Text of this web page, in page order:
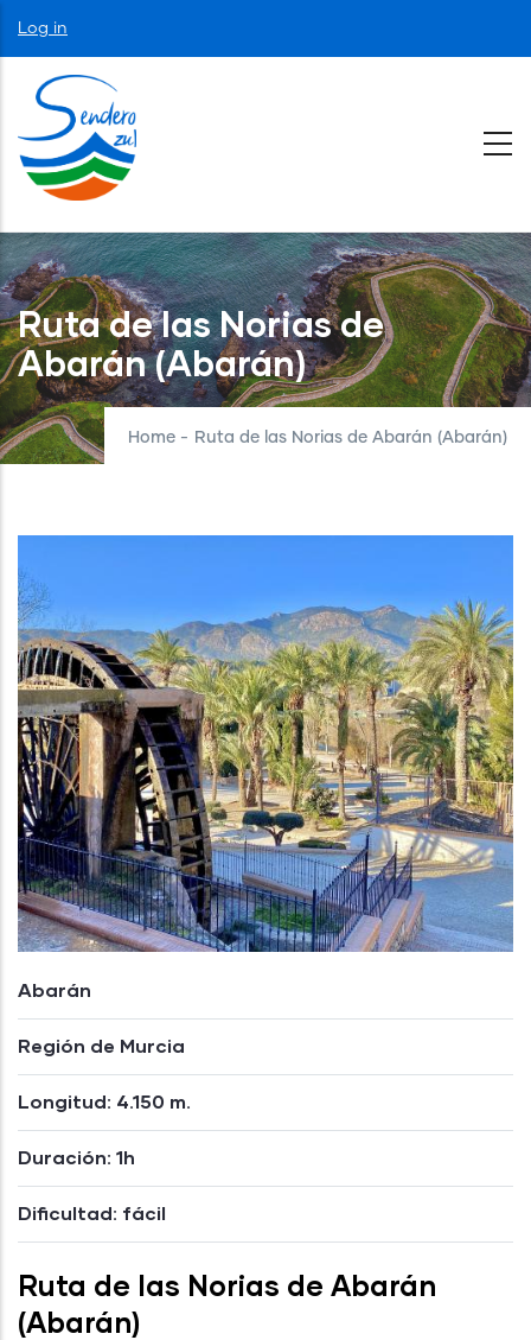
Skip
to
main
content
User
account
menu
Log in
Ruta de las Norias de
Abarán (Abarán)
Home - Ruta de las Norias de Abarán (Abarán)
Abarán
Región de Murcia
Longitud: 4.150 m.
Duración: 1h
Dificultad: fácil
Ruta de las Norias de Abarán
(Abarán)